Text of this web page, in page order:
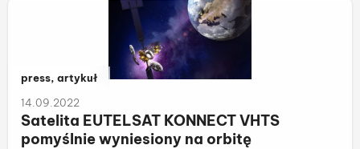
Należy do kategorii:
press, artykuł
14.09.2022
Satelita EUTELSAT KONNECT VHTS
pomyślnie wyniesiony na orbitę